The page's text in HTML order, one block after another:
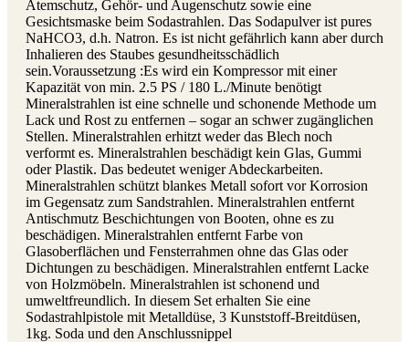
Atemschutz, Gehör- und Augenschutz sowie eine
Gesichtsmaske beim Sodastrahlen. Das Sodapulver ist pures
NaHCO3, d.h. Natron. Es ist nicht gefährlich kann aber durch
Inhalieren des Staubes gesundheitsschädlich
sein.Voraussetzung :Es wird ein Kompressor mit einer
Kapazität von min. 2.5 PS / 180 L./Minute benötigt
Mineralstrahlen ist eine schnelle und schonende Methode um
Lack und Rost zu entfernen – sogar an schwer zugänglichen
Stellen. Mineralstrahlen erhitzt weder das Blech noch
verformt es. Mineralstrahlen beschädigt kein Glas, Gummi
oder Plastik. Das bedeutet weniger Abdeckarbeiten.
Mineralstrahlen schützt blankes Metall sofort vor Korrosion
im Gegensatz zum Sandstrahlen. Mineralstrahlen entfernt
Antischmutz Beschichtungen von Booten, ohne es zu
beschädigen. Mineralstrahlen entfernt Farbe von
Glasoberflächen und Fensterrahmen ohne das Glas oder
Dichtungen zu beschädigen. Mineralstrahlen entfernt Lacke
von Holzmöbeln. Mineralstrahlen ist schonend und
umweltfreundlich. In diesem Set erhalten Sie eine
Sodastrahlpistole mit Metalldüse, 3 Kunststoff-Breitdüsen,
1kg. Soda und den Anschlussnippel